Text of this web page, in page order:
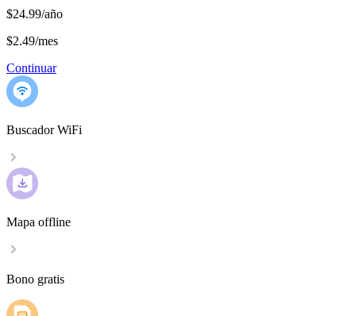
$24.99/año
$2.49/mes
Continuar
Buscador WiFi
Mapa offline
Bono gratis